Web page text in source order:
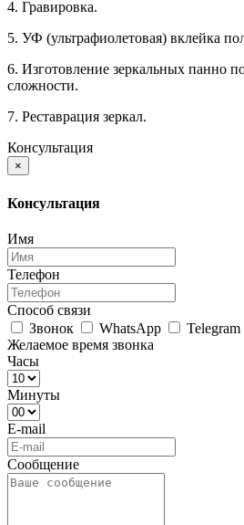
4. Гравировка.
5. УФ (ультрафиолетовая) вклейка
6. Изготовление зеркальных панно
сложности.
7. Реставрация зеркал.
Консультация
×
Консультация
Имя
Телефон
Способ связи
Звонок
WhatsApp
Telegram
Желаемое время звонка
Часы
Минуты
E-mail
Сообщение